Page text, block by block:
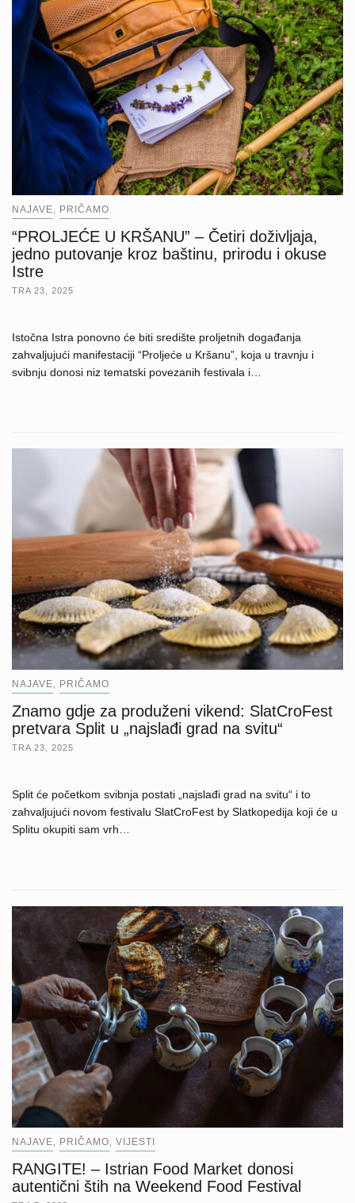
NAJAVE PRIČAMO
“PROLJEĆE U KRŠANU” – Četiri doživljaja,
jedno putovanje kroz baštinu, prirodu i okuse
Istre
TRA 23, 2025
Istočna Istra ponovno će biti središte proljetnih događanja
zahvaljujući manifestaciji “Proljeće u Kršanu”, koja u travnju i
svibnju donosi niz tematski povezanih festivala i…
NAJAVE PRIČAMO
Znamo gdje za produženi vikend: SlatCroFest
pretvara Split u „najslađi grad na svitu“
TRA 23, 2025
Split će početkom svibnja postati „najslađi grad na svitu“ i to
zahvaljujući novom festivalu SlatCroFest by Slatkopedija koji će u
Splitu okupiti sam vrh…
NAJAVE PRIČAMO VIJESTI
RANGITE! – Istrian Food Market donosi
autentični štih na Weekend Food Festival